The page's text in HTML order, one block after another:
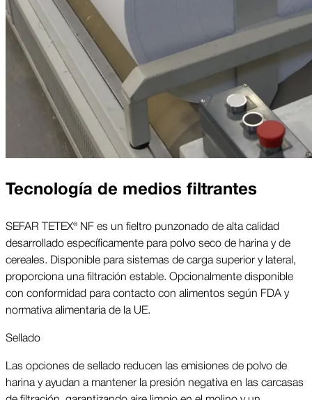
Tecnología de medios filtrantes
SEFAR TETEX® NF es un fieltro punzonado de alta calidad
desarrollado específicamente para polvo seco de harina y de
cereales. Disponible para sistemas de carga superior y lateral,
proporciona una filtración estable. Opcionalmente disponible
con conformidad para contacto con alimentos según FDA y
normativa alimentaria de la UE.
Sellado
Las opciones de sellado reducen las emisiones de polvo de
harina y ayudan a mantener la presión negativa en las carcasas